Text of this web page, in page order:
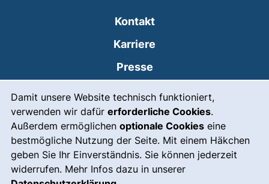
Damit unsere Website technisch funktioniert,
verwenden wir dafür erforderliche Cookies.
Außerdem ermöglichen optionale Cookies eine
bestmögliche Nutzung der Seite. Mit einem Häkchen
geben Sie Ihr Einverständnis. Sie können jederzeit
widerrufen. Mehr Infos dazu in unserer
Kontakt
Karriere
Presse
Leichte Sprache
Gebärdensprache
Notfall(externer Link, öffnet
Impressum